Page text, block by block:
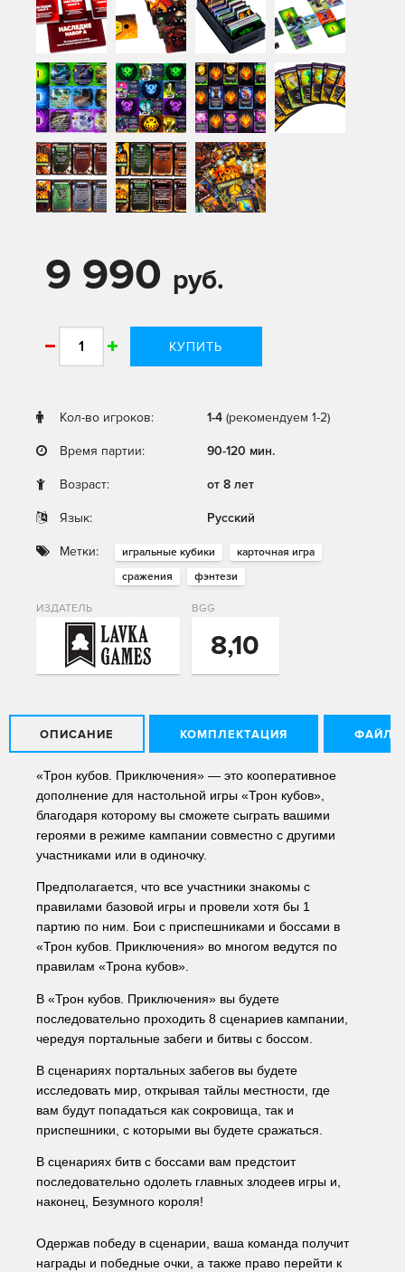
9 990 руб.
КУПИТЬ
Кол-во игроков: 1-4 (рекомендуем 1-2)
Время партии: 90-120 мин.
Возраст: от 8 лет
Язык: Русский
Метки: игральные кубики
карточная игра
сражения
фэнтези
ИЗДАТЕЛЬ BGG
8,10
ОПИСАНИЕ КОМПЛЕКТАЦИЯ ФАЙЛЫ
«Трон кубов. Приключения» — это кооперативное
дополнение для настольной игры «Трон кубов»,
благодаря которому вы сможете сыграть вашими
героями в режиме кампании совместно с другими
участниками или в одиночку.
Предполагается, что все участники знакомы с
правилами базовой игры и провели хотя бы 1
партию по ним. Бои с приспешниками и боссами в
«Трон кубов. Приключения» во многом ведутся по
правилам «Трона кубов».
В «Трон кубов. Приключения» вы будете
последовательно проходить 8 сценариев кампании,
чередуя портальные забеги и битвы с боссом.
В сценариях портальных забегов вы будете
исследовать мир, открывая тайлы местности, где
вам будут попадаться как сокровища, так и
приспешники, с которыми вы будете сражаться.
В сценариях битв с боссами вам предстоит
последовательно одолеть главных злодеев игры и,
наконец, Безумного короля!
Одержав победу в сценарии, ваша команда получит
награды и победные очки, а также право перейти к